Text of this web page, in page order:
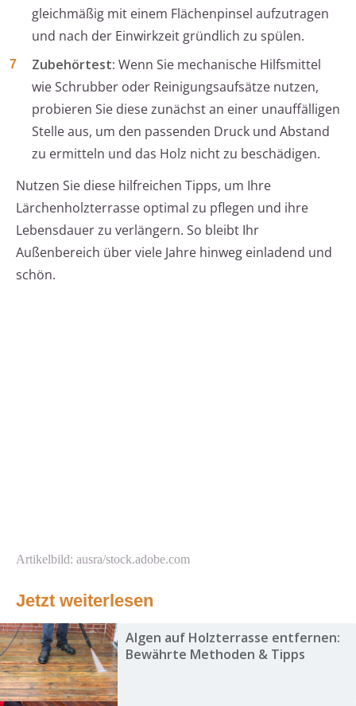
gleichmäßig mit einem Flächenpinsel aufzutragen
und nach der Einwirkzeit gründlich zu spülen.
Zubehörtest: Wenn Sie mechanische Hilfsmittel
wie Schrubber oder Reinigungsaufsätze nutzen,
probieren Sie diese zunächst an einer unauffälligen
Stelle aus, um den passenden Druck und Abstand
zu ermitteln und das Holz nicht zu beschädigen.
Nutzen Sie diese hilfreichen Tipps, um Ihre
Lärchenholzterrasse optimal zu pflegen und ihre
Lebensdauer zu verlängern. So bleibt Ihr
Außenbereich über viele Jahre hinweg einladend und
schön.
Artikelbild: ausra/stock.adobe.com
Jetzt weiterlesen
Algen auf Holzterrasse entfernen:
Bewährte Methoden & Tipps